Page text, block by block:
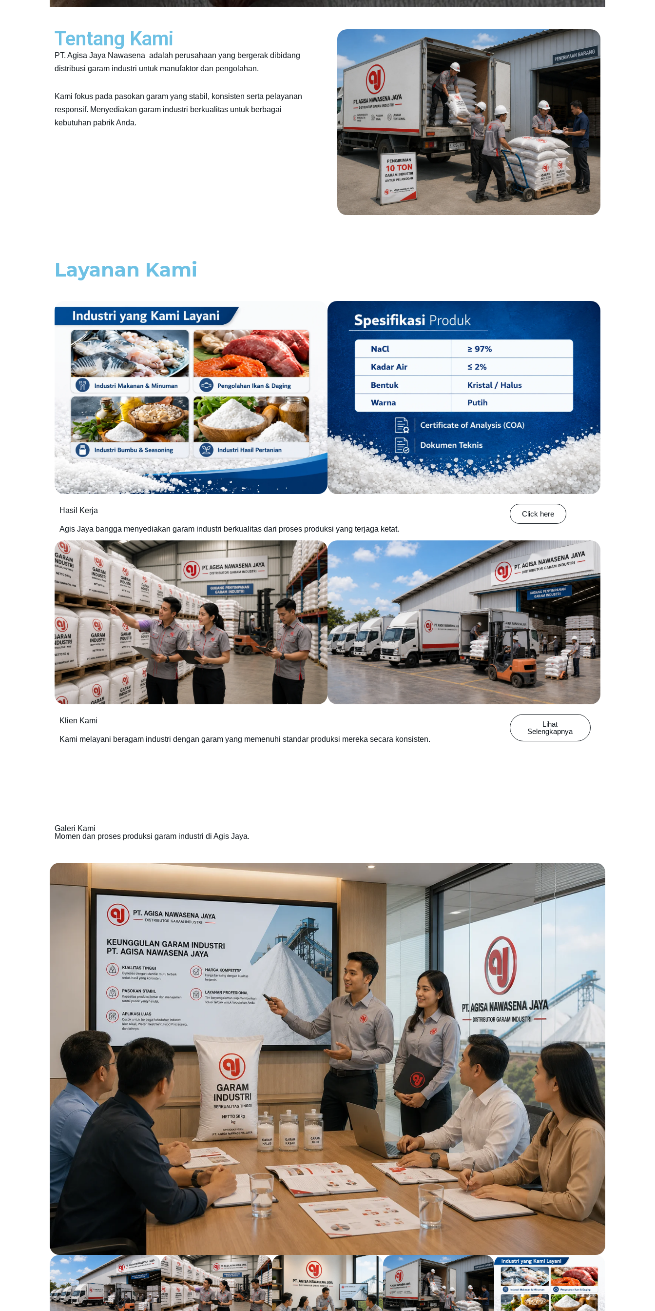
Tentang Kami
PT. Agisa Jaya Nawasena adalah perusahaan yang bergerak dibidang
distribusi garam industri untuk manufaktor dan pengolahan.
Kami fokus pada pasokan garam yang stabil, konsisten serta pelayanan
responsif. Menyediakan garam industri berkualitas untuk berbagai
kebutuhan pabrik Anda.
Layanan Kami
Hasil Kerja
Agis Jaya bangga menyediakan garam industri berkualitas dari proses produksi yang terjaga ketat.
Click here
Klien Kami
Kami melayani beragam industri dengan garam yang memenuhi standar produksi mereka secara konsisten.
Lihat
Selengkapnya
Galeri Kami
Momen dan proses produksi garam industri di Agis Jaya.